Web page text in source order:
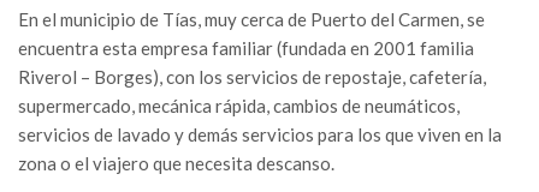
En el municipio de Tías, muy cerca de Puerto del Carmen, se
encuentra esta empresa familiar (fundada en 2001 familia
Riverol – Borges), con los servicios de repostaje, cafetería,
supermercado, mecánica rápida, cambios de neumáticos,
servicios de lavado y demás servicios para los que viven en la
zona o el viajero que necesita descanso.